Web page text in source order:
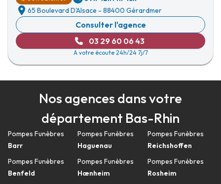
65 Boulevard D'Alsace - 88400 Gérardmer
Consulter l'agence
03 29 60 06 43
A votre écoute 24h/24 7j/7
Nos agences dans votre
département Bas-Rhin
Pompes Funèbres
Barr
Pompes Funèbres
Benfeld
Pompes Funèbres
Haguenau
Pompes Funèbres
Hœnheim
Pompes Funèbres
Reichshoffen
Pompes Funèbres
Rosheim